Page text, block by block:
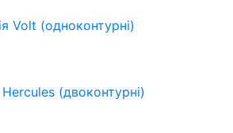
Volt (одноконтурні)
Hercules (двоконтурні)